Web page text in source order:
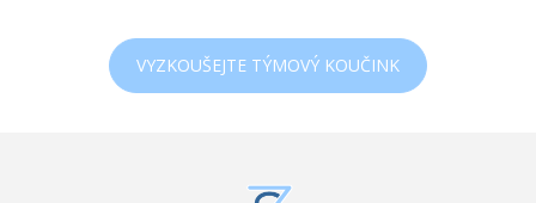
VYZKOUŠEJTE TÝMOVÝ KOUČINK